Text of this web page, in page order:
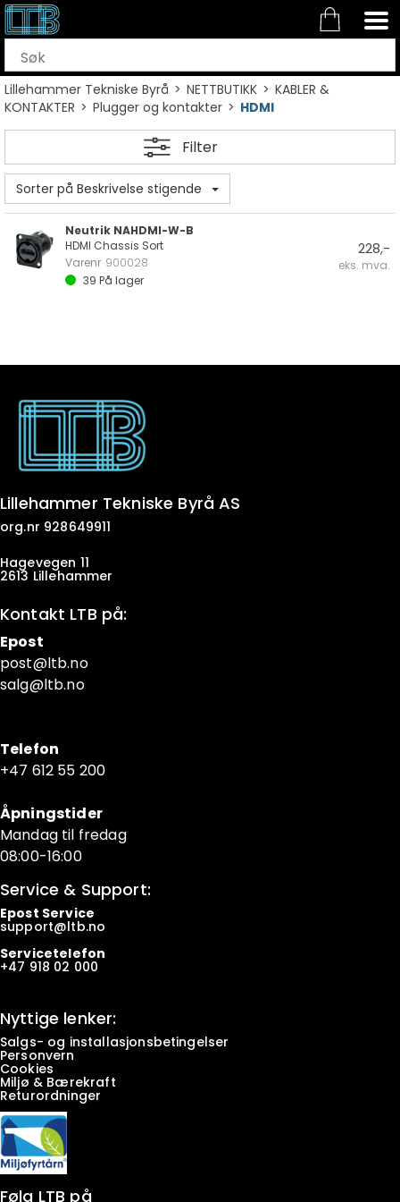
Lillehammer Tekniske Byrå>NETTBUTIKK>KABLER &
KONTAKTER>Plugger og kontakter>HDMI
Filter
Sorter på Beskrivelse stigende
Neutrik NAHDMI-W-B
HDMI Chassis Sort
Varenr 900028
39 På lager
228,-
eks. mva.
Lillehammer Tekniske Byrå AS
org.nr 928649911
Hagevegen 11
2613 Lillehammer
Kontakt LTB på:
Epost
post@ltb.no
salg@ltb.no
Telefon
+47 612 55 200
Åpningstider
Mandag til fredag
08:00-16:00
Service & Support:
Epost Service
support@ltb.no
Servicetelefon
+47 918 02 000
Nyttige lenker:
Salgs- og installasjonsbetingelser
Personvern
Cookies
Miljø & Bærekraft
Returordninger
Følg LTB på